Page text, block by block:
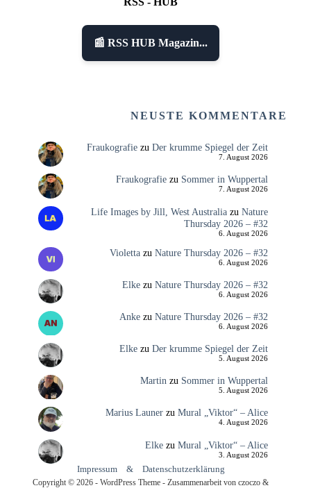
📰 RSS HUB Magazin...
NEUSTE KOMMENTARE
Fraukografiezu Der krumme Spiegel der Zeit
7. August 2026
Fraukografiezu Sommer in Wuppertal
7. August 2026
Life Images by Jill, West Australiazu Nature
Thursday 2026 – #32
6. August 2026
Violettazu Nature Thursday 2026 – #32
6. August 2026
Elkezu Nature Thursday 2026 – #32
6. August 2026
Ankezu Nature Thursday 2026 – #32
6. August 2026
Elkezu Der krumme Spiegel der Zeit
5. August 2026
Martinzu Sommer in Wuppertal
5. August 2026
Marius Launerzu Mural „Viktor“ – Alice
4. August 2026
Elkezu Mural „Viktor“ – Alice
3. August 2026
Impressum & Datenschutzerklärung
Copyright © 2026 - WordPress Theme - Zusammenarbeit von czoczo &